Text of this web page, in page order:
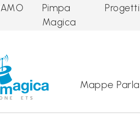
Pimpa
Magica
Progetti
Mappe